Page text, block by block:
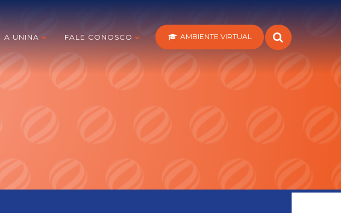
A UNINA FALE CONOSCO AMBIENTE VIRTUAL